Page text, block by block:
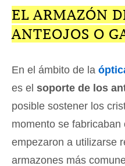
EL ARMAZÓN
ANTEOJOS O
En el ámbito de la
es el soporte de los
posible sostener los
momento se
empezaron a utilizarse
armazones más